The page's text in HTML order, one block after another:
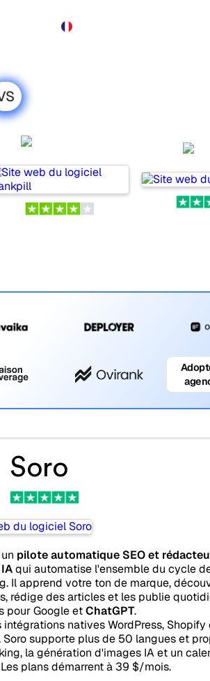
Soro
pilote automatique SEO et
qui automatise l'ensemble du cycle
Il apprend votre ton de marque,
rédige des articles et les publie
pour Google etChatGPT.
intégrations natives WordPress, Shopify
Soro supporte plus de 50 langues et
la génération d'images IA et un
plans démarrent à 39 $/mois.